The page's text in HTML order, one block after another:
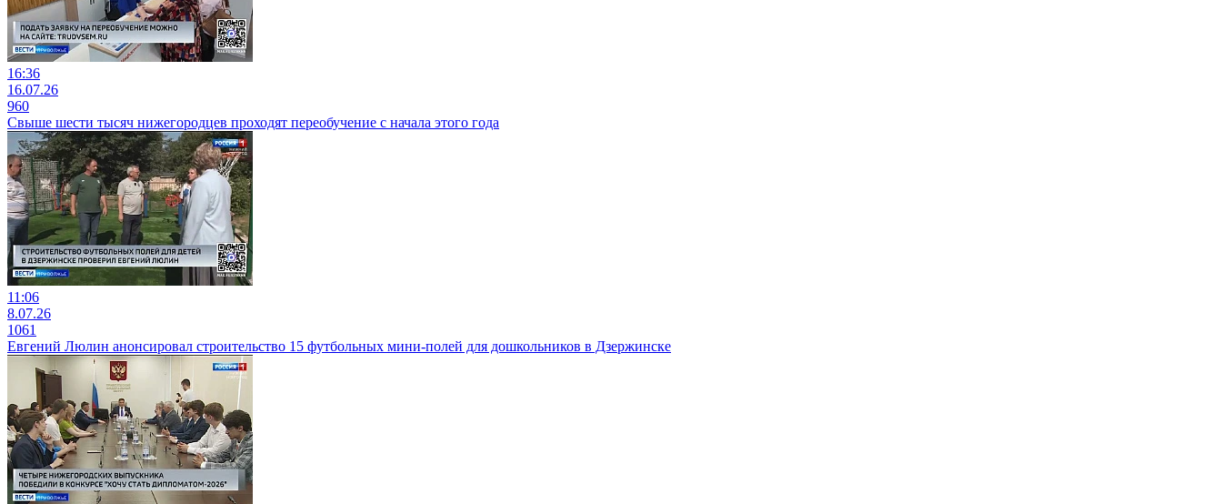
16:36
16.07.26
960
Свыше шести тысяч нижегородцев проходят переобучение с начала этого года
11:06
8.07.26
1061
Евгений Люлин анонсировал строительство 15 футбольных мини-полей для дошкольников в Дзержинске